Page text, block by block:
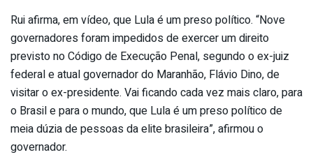
Rui afirma, em vídeo, que Lula é um preso político. “Nove
governadores foram impedidos de exercer um direito
previsto no Código de Execução Penal, segundo o ex-juiz
federal e atual governador do Maranhão, Flávio Dino, de
visitar o ex-presidente. Vai ficando cada vez mais claro, para
o Brasil e para o mundo, que Lula é um preso político de
meia dúzia de pessoas da elite brasileira”, afirmou o
governador.